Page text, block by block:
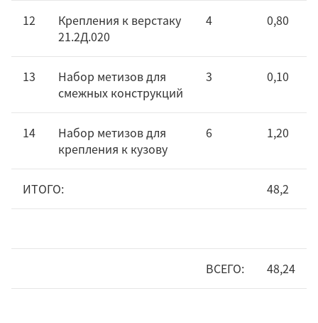
12
Крепления к верстаку
21.2Д.020
4 0,80
13
Набор метизов для
смежных конструкций
3 0,10
14
Набор метизов для
крепления к кузову
6 1,20
ИТОГО: 48,2
ВСЕГО: 48,24